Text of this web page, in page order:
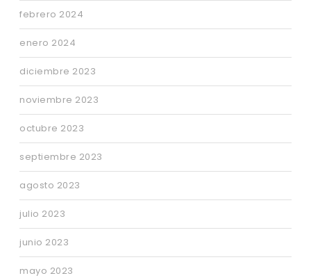
febrero 2024
enero 2024
diciembre 2023
noviembre 2023
octubre 2023
septiembre 2023
agosto 2023
julio 2023
junio 2023
mayo 2023